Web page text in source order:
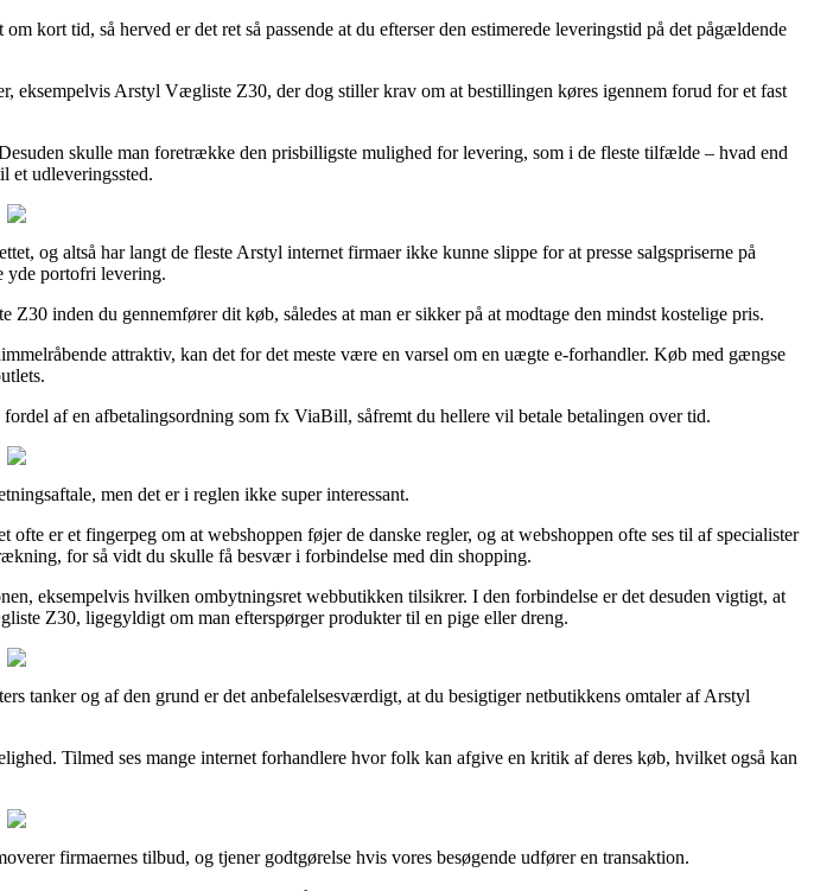
tid, så herved er det ret så passende at du efterser den estimerede leveringstid på det pågældende
eksempelvis Arstyl Vægliste Z30, der dog stiller krav om at bestillingen køres igennem forud for et fast
skulle man foretrække den prisbilligste mulighed for levering, som i de fleste tilfælde – hvad end
et udleveringssted.
og altså har langt de fleste Arstyl internet firmaer ikke kunne slippe for at presse salgspriserne på
yde portofri levering.
inden du gennemfører dit køb, således at man er sikker på at modtage den mindst kostelige pris.
attraktiv, kan det for det meste være en varsel om en uægte e-forhandler. Køb med gængse
af en afbetalingsordning som fx ViaBill, såfremt du hellere vil betale betalingen over tid.
men det er i reglen ikke super interessant.
er et fingerpeg om at webshoppen føjer de danske regler, og at webshoppen ofte ses til af specialister
for så vidt du skulle få besvær i forbindelse med din shopping.
eksempelvis hvilken ombytningsret webbutikken tilsikrer. I den forbindelse er det desuden vigtigt, at
Z30, ligegyldigt om man efterspørger produkter til en pige eller dreng.
tanker og af den grund er det anbefalelsesværdigt, at du besigtiger netbutikkens omtaler af Arstyl
Tilmed ses mange internet forhandlere hvor folk kan afgive en kritik af deres køb, hvilket også kan
firmaernes tilbud, og tjener godtgørelse hvis vores besøgende udfører en transaktion.